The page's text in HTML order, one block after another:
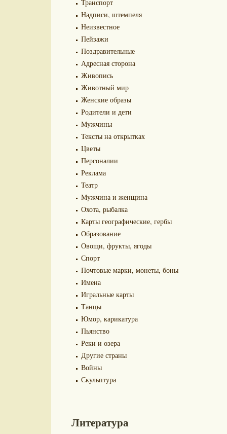
Транспорт
Надписи, штемпеля
Неизвестное
Пейзажи
Поздравительные
Адресная сторона
Живопись
Животный мир
Женские образы
Родители и дети
Мужчины
Тексты на открытках
Цветы
Персоналии
Реклама
Театр
Мужчина и женщина
Охота, рыбалка
Карты географические, гербы
Образование
Овощи, фрукты, ягоды
Спорт
Почтовые марки, монеты, боны
Имена
Игральные карты
Танцы
Юмор, карикатура
Пьянство
Реки и озера
Другие страны
Войны
Скульптура
Литература